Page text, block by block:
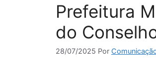
Prefeitura
do
28/07/2025 Por